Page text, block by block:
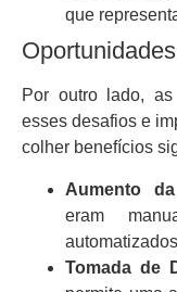
que
Por outro lado,
esses desafios e
colher benefícios
Aumento
eram
Tomada de